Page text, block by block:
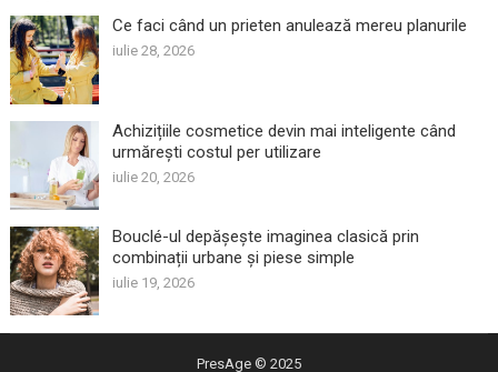
Ce faci când un prieten anulează mereu planurile
iulie 28, 2026
Achizițiile cosmetice devin mai inteligente când
urmărești costul per utilizare
iulie 20, 2026
Bouclé-ul depășește imaginea clasică prin
combinații urbane și piese simple
iulie 19, 2026
PresAge © 2025